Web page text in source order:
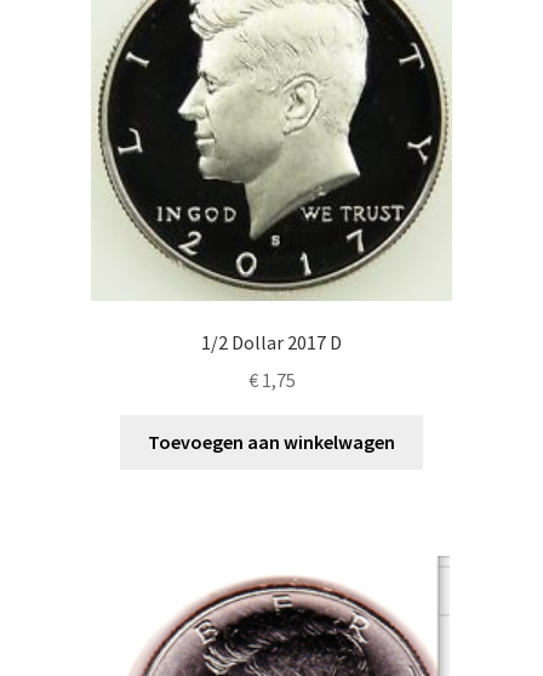
1/2 Dollar 2017 D
€1,75
Toevoegen aan winkelwagen